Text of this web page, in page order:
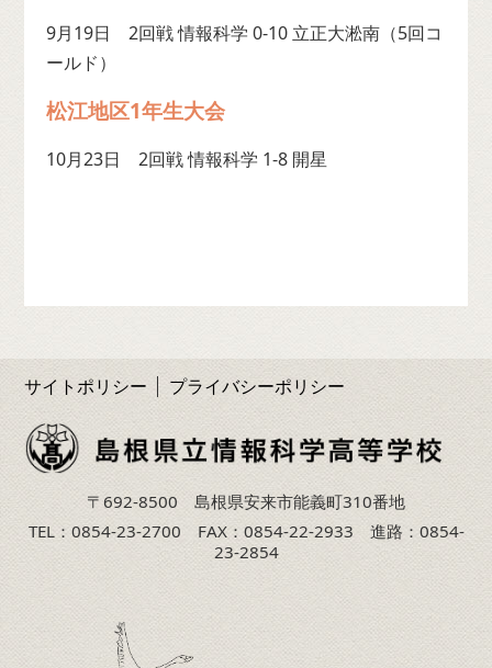
9月19日 2回戦 情報科学 0-10 立正大淞南（5回コ
ールド）
松江地区1年生大会
10月23日 2回戦 情報科学 1-8 開星
サイトポリシー プライバシーポリシー
〒692-8500 島根県安来市能義町310番地
TEL：0854-23-2700 FAX：0854-22-2933 進路：0854-
23-2854